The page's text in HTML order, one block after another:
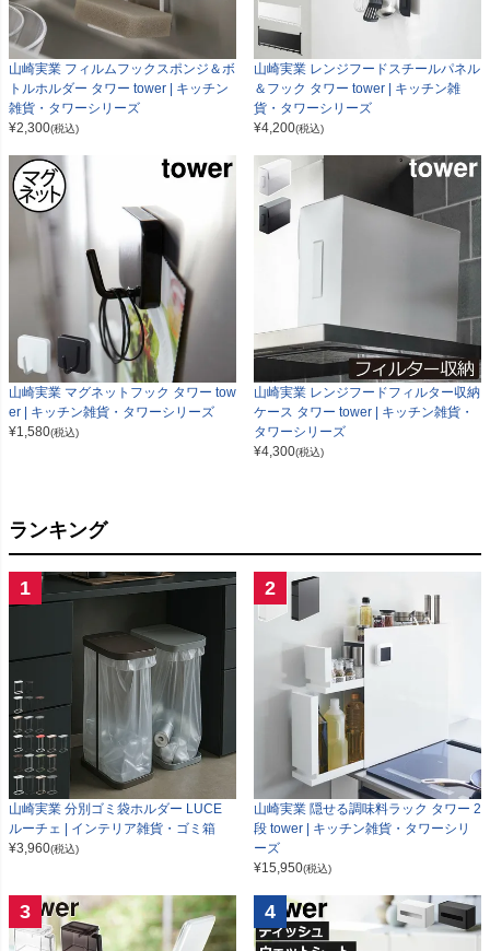
山崎実業 フィルムフックスポンジ＆ボ
トルホルダー タワー tower | キッチン
雑貨・タワーシリーズ
¥2,300(税込)
山崎実業 レンジフードスチールパネル
＆フック タワー tower | キッチン雑
貨・タワーシリーズ
¥4,200(税込)
山崎実業 マグネットフック タワー tow
er | キッチン雑貨・タワーシリーズ
¥1,580(税込)
山崎実業 レンジフードフィルター収納
ケース タワー tower | キッチン雑貨・
タワーシリーズ
¥4,300(税込)
ランキング
1
山崎実業 分別ゴミ袋ホルダー LUCE
ルーチェ | インテリア雑貨・ゴミ箱
¥3,960(税込)
2
山崎実業 隠せる調味料ラック タワー 2
段 tower | キッチン雑貨・タワーシリ
ーズ
¥15,950(税込)
3 4